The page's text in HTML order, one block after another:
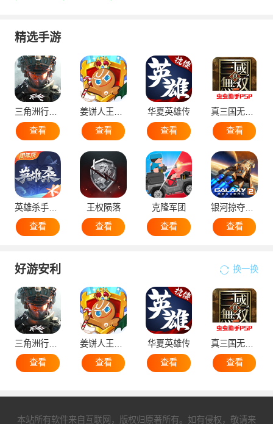
精选手游
三角洲行动手机版
查看
查看
华夏英雄传
查看
查看
英雄杀手机版
查看
王权陨落
查看
克隆军团
查看
查看
好游安利 换一换
三角洲行动手机版
查看
查看
华夏英雄传
查看
查看
本站所有软件来自互联网，版权归原著所有。如有侵权，敬请来